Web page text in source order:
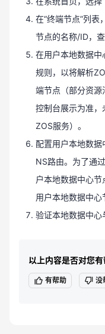
在“终端节点”列
节点的名称/ID，查
在用户本地数据
规则，以将解析
端节点（部分资源
控制台展示为准，
ZOS服务）。
配置用户本地数
NS路由。为了通
户本地数据中心
用户本地数据中心
验证本地数据中心
以上内容是否对您有
有帮助 没